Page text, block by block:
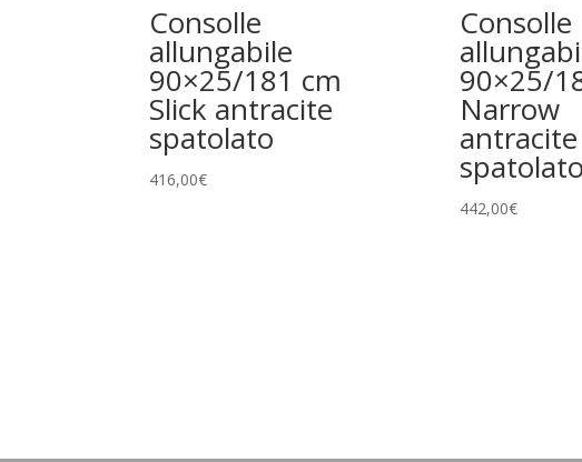
Consolle
allungabile
90×25/181 cm
Slick antracite
spatolato
416,00€
Consolle
90×25/
Narrow
antracite
spatolato
442,00€